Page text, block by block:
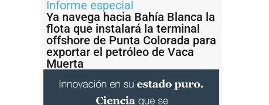
Informe especial
Ya navega hacia Bahía Blanca la
flota que instalará la terminal
offshore de Punta Colorada para
exportar el petróleo de Vaca
Muerta